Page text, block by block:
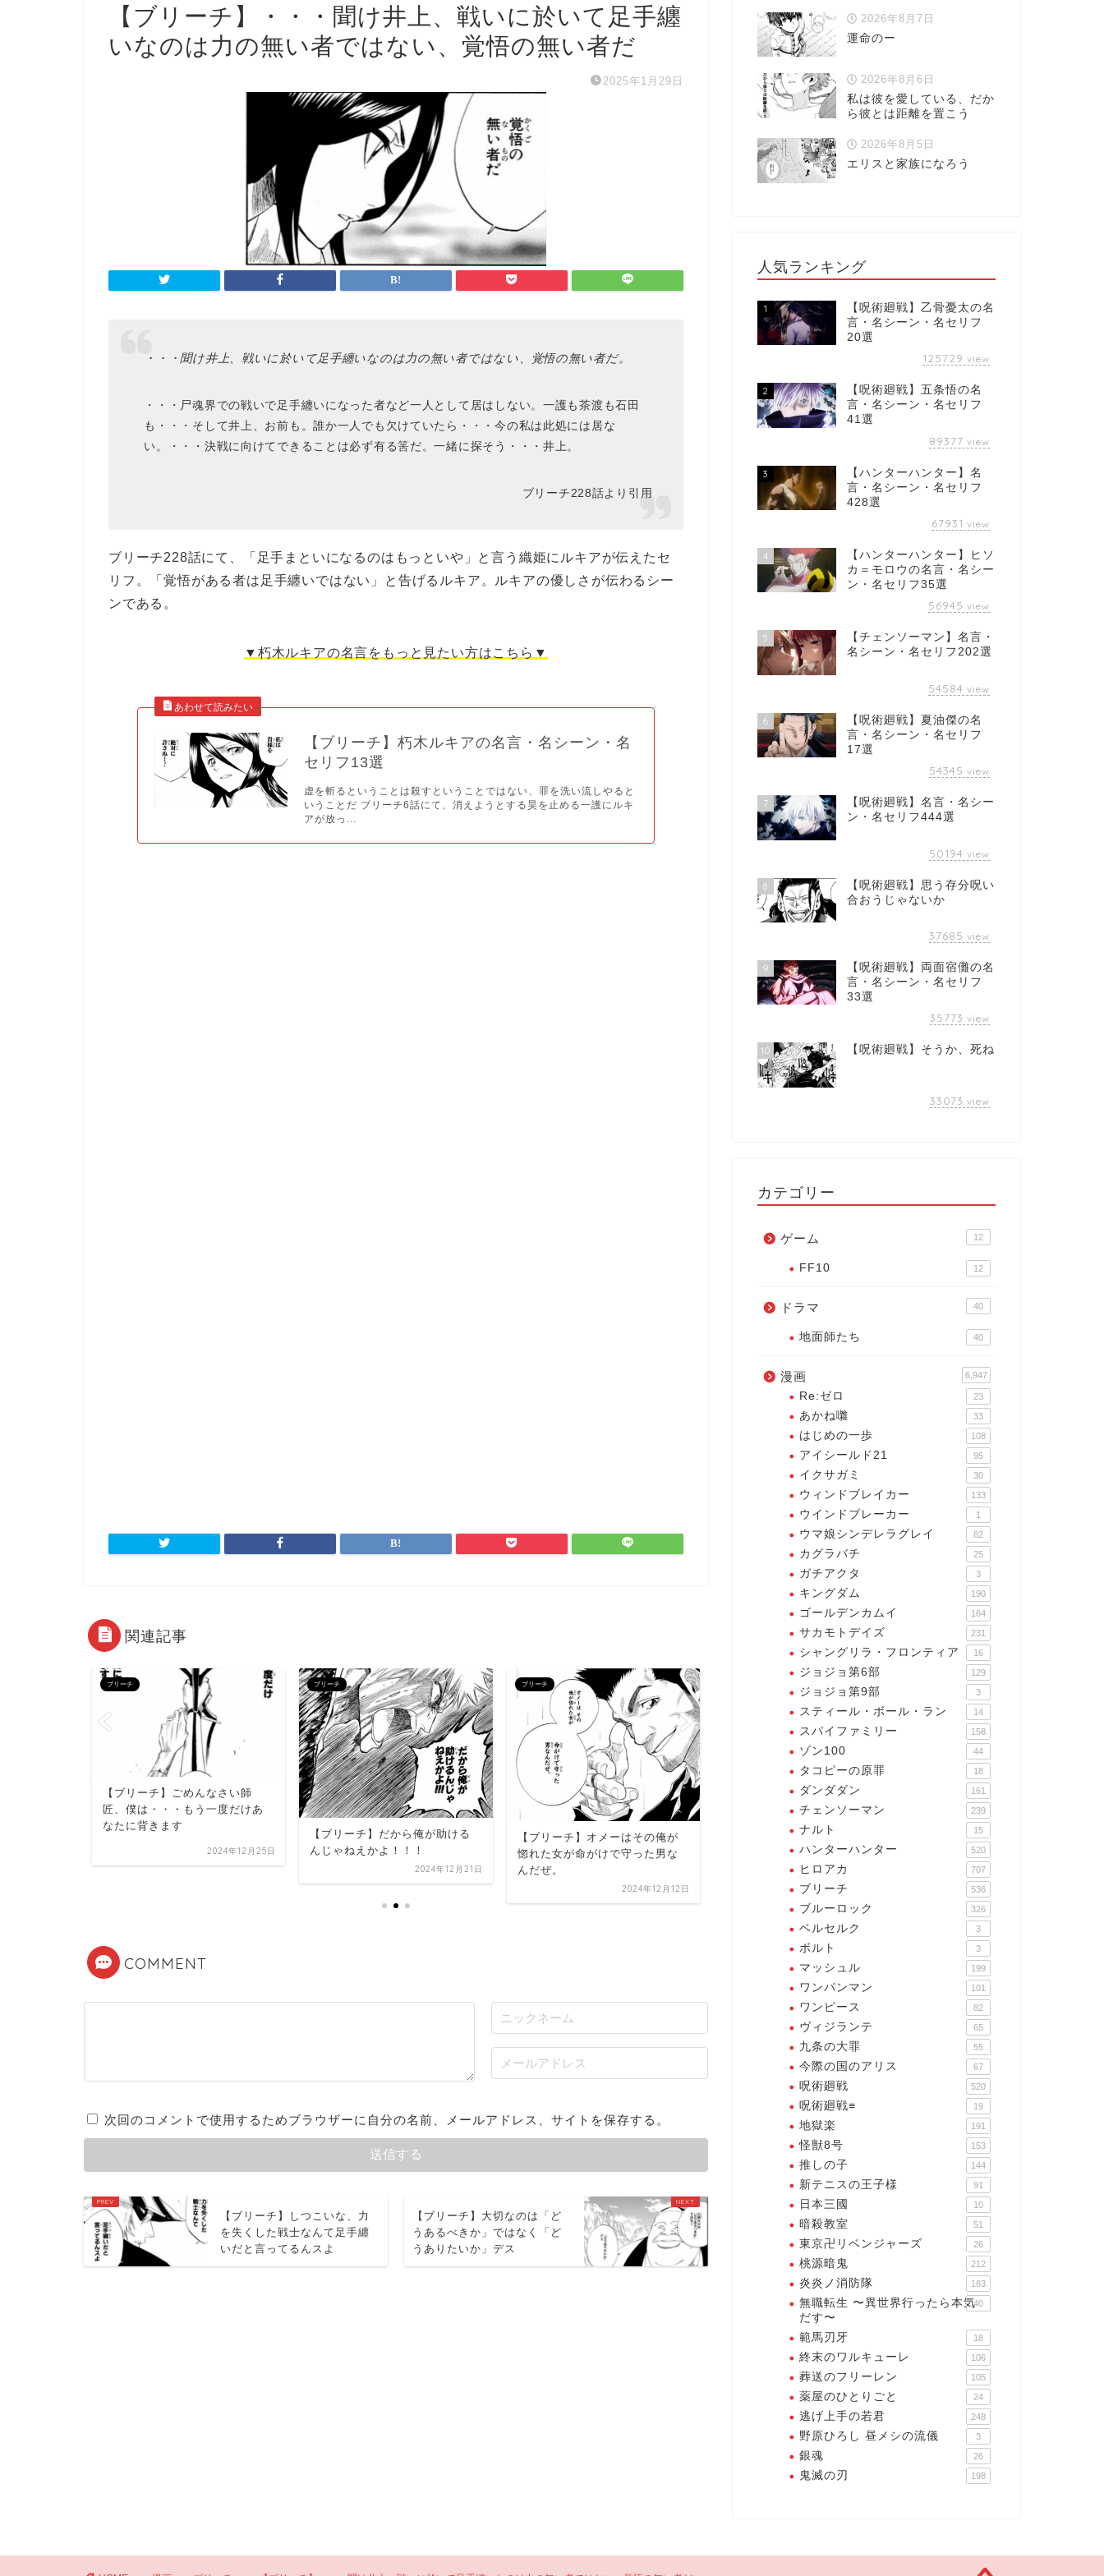
【ブリーチ】・・・聞け井上、戦いに於いて足手纏
いなのは力の無い者ではない、覚悟の無い者だ
2025年1月29日
・・・聞け井上、戦いに於いて足手纏いなのは力の無い者ではない、覚悟の無い者だ。
・・・尸魂界での戦いで足手纏いになった者など一人として居はしない。一護も茶渡も石田
も・・・そして井上、お前も。誰か一人でも欠けていたら・・・今の私は此処には居な
い。・・・決戦に向けてできることは必ず有る筈だ。一緒に探そう・・・井上。
ブリーチ228話より引用
ブリーチ228話にて、「足手まといになるのはもっといや」と言う織姫にルキアが伝えたセ
リフ。「覚悟がある者は足手纏いではない」と告げるルキア。ルキアの優しさが伝わるシー
ンである。
▼朽木ルキアの名言をもっと見たい方はこちら▼
【ブリーチ】朽木ルキアの名言・名シーン・名
セリフ13選
虚を斬るということは殺すということではない、罪を洗い流しやると
いうことだ ブリーチ6話にて、消えようとする昊を止める一護にルキ
アが放っ...
関連記事
ブリーチ
【ブリーチ】ごめんなさい師
匠、僕は・・・もう一度だけあ
なたに背きます
2024年12月25日
ブリーチ
【ブリーチ】だから俺が助ける
んじゃねえかよ！！！
2024年12月21日
ブリーチ
【ブリーチ】オメーはその俺が
惚れた女が命がけで守った男な
んだぜ。
2024年12月12日
【ブリーチ】ごめんなさい師
匠、僕は・・・もう一度だけあ
なたに背きます
2024年12月25日
【ブリーチ】だから俺が助ける
んじゃねえかよ！！！
COMMENT
次回のコメントで使用するためブラウザーに自分の名前、メールアドレス、サイトを保存する。
【ブリーチ】しつこいな、力
を失くした戦士なんて足手纏
いだと言ってるんスよ
【ブリーチ】大切なのは「ど
うあるべきか」ではなく「ど
うありたいか」デス
2026年8月7日
運命のー
2026年8月6日
私は彼を愛している、だか
ら彼とは距離を置こう
2026年8月5日
エリスと家族になろう
人気ランキング
1
【呪術廻戦】乙骨憂太の名
言・名シーン・名セリフ
20選
125729 view
2
【呪術廻戦】五条悟の名
言・名シーン・名セリフ
41選
89377 view
3
【ハンターハンター】名
言・名シーン・名セリフ
428選
67931 view
4
【ハンターハンター】ヒソ
カ＝モロウの名言・名シー
ン・名セリフ35選
56945 view
5
【チェンソーマン】名言・
名シーン・名セリフ202選
54584 view
6
【呪術廻戦】夏油傑の名
言・名シーン・名セリフ
17選
54345 view
7
【呪術廻戦】名言・名シー
ン・名セリフ444選
50194 view
8
【呪術廻戦】思う存分呪い
合おうじゃないか
37685 view
9
【呪術廻戦】両面宿儺の名
言・名シーン・名セリフ
33選
35773 view
10 【呪術廻戦】そうか、死ね
33073 view
カテゴリー
ゲーム 12
FF10 12
ドラマ 40
地面師たち 40
漫画 6,947
Re:ゼロ 23
あかね囃 33
はじめの一歩 108
アイシールド21 95
イクサガミ 30
ウィンドブレイカー 133
ウインドブレーカー 1
ウマ娘シンデレラグレイ 82
カグラバチ 25
ガチアクタ 3
キングダム 190
ゴールデンカムイ 164
サカモトデイズ 231
シャングリラ・フロンティア 16
ジョジョ第6部 129
ジョジョ第9部 3
スティール・ボール・ラン 14
スパイファミリー 158
ゾン100 44
タコピーの原罪 18
ダンダダン 161
チェンソーマン 239
ナルト 15
ハンターハンター 520
ヒロアカ 707
ブリーチ 536
ブルーロック 326
ベルセルク 3
ボルト 3
マッシュル 199
ワンパンマン 101
ワンピース 82
ヴィジランテ 65
九条の大罪 55
今際の国のアリス 67
呪術廻戦 520
呪術廻戦≡ 19
地獄楽 191
怪獣8号 153
推しの子 144
新テニスの王子様 91
日本三國 10
暗殺教室 51
東京卍リベンジャーズ 26
桃源暗鬼 212
炎炎ノ消防隊 183
無職転生 〜異世界行ったら本気
だす〜
40
範馬刃牙 18
終末のワルキューレ 106
葬送のフリーレン 105
薬屋のひとりごと 24
逃げ上手の若君 248
野原ひろし 昼メシの流儀 3
銀魂 26
鬼滅の刃 198